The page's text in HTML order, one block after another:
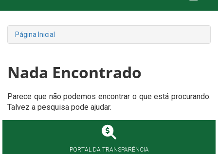
Página Inicial
Nada Encontrado
Parece que não podemos encontrar o que está procurando.
Talvez a pesquisa pode ajudar.
PORTAL DA TRANSPARÊNCIA